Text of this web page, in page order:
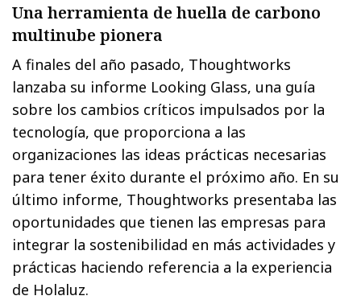
Una herramienta de huella de carbono
multinube pionera
A finales del año pasado, Thoughtworks
lanzaba su informe Looking Glass, una guía
sobre los cambios críticos impulsados por la
tecnología, que proporciona a las
organizaciones las ideas prácticas necesarias
para tener éxito durante el próximo año. En su
último informe, Thoughtworks presentaba las
oportunidades que tienen las empresas para
integrar la sostenibilidad en más actividades y
prácticas haciendo referencia a la experiencia
de Holaluz.